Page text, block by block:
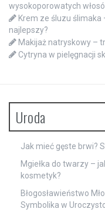
wysokoporowatych
Krem ze śluzu
najlepszy?
Makijaż natryskowy –
Cytryna w pielęgnacji
Uroda
Jak mieć gęste brwi?
Mgiełka do twarzy –
kosmetyk?
Błogosławieństwo
Symbolika w